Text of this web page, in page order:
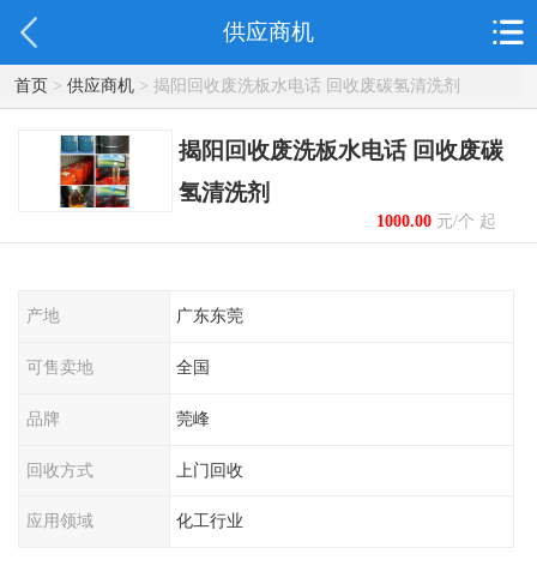
供应商机
首页> 供应商机> 揭阳回收废洗板水电话 回收废碳氢清洗剂
揭阳回收废洗板水电话 回收废碳
氢清洗剂
1000.00元/个 起
产地 广东东莞
可售卖地 全国
品牌 莞峰
回收方式 上门回收
应用领域 化工行业